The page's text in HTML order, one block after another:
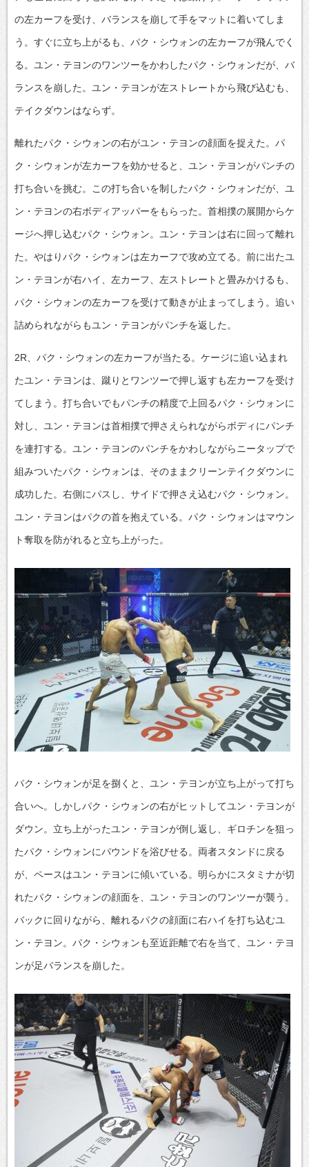
の左カーフを受け、バランスを崩して手をマットに着いてしま
う。すぐに立ち上がるも、パク・シウォンの左カーフが飛んでく
る。ユン・テヨンのワンツーをかわしたパク・シウォンだが、バ
ランスを崩した。ユン・テヨンが左ストレートから飛び込むも、
テイクダウンはならず。
離れたパク・シウォンの右がユン・テヨンの顔面を捉えた。パ
ク・シウォンが左カーフを効かせると、ユン・テヨンがパンチの
打ち合いを挑む。この打ち合いを制したパク・シウォンだが、ユ
ン・テヨンの右ボディアッパーをもらった。首相撲の展開からケ
ージへ押し込むパク・シウォン。ユン・テヨンは右に回って離れ
た。やはりパク・シウォンは左カーフで攻め立てる。前に出たユ
ン・テヨンが右ハイ、左カーフ、左ストレートと畳みかけるも、
パク・シウォンの左カーフを受けて動きが止まってしまう。追い
詰められながらもユン・テヨンがパンチを返した。
2R、パク・シウォンの左カーフが当たる。ケージに追い込まれ
たユン・テヨンは、蹴りとワンツーで押し返すも左カーフを受け
てしまう。打ち合いでもパンチの精度で上回るパク・シウォンに
対し、ユン・テヨンは首相撲で押さえられながらボディにパンチ
を連打する。ユン・テヨンのパンチをかわしながらニータップで
組みついたパク・シウォンは、そのままクリーンテイクダウンに
成功した。右側にパスし、サイドで押さえ込むパク・シウォン。
ユン・テヨンはパクの首を抱えている。パク・シウォンはマウン
ト奪取を防がれると立ち上がった。
パク・シウォンが足を捌くと、ユン・テヨンが立ち上がって打ち
合いへ。しかしパク・シウォンの右がヒットしてユン・テヨンが
ダウン。立ち上がったユン・テヨンが倒し返し、ギロチンを狙っ
たパク・シウォンにパウンドを浴びせる。両者スタンドに戻る
が、ペースはユン・テヨンに傾いている。明らかにスタミナが切
れたパク・シウォンの顔面を、ユン・テヨンのワンツーが襲う。
バックに回りながら、離れるパクの顔面に右ハイを打ち込むユ
ン・テヨン。パク・シウォンも至近距離で右を当て、ユン・テヨ
ンが足バランスを崩した。